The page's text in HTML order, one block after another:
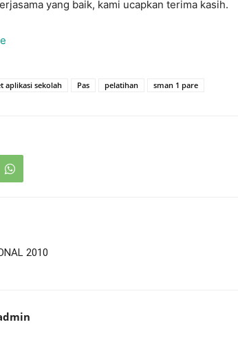
yang baik, kami ucapkan terima kasih.
aplikasi sekolah Pas pelatihan sman 1 pare
2010